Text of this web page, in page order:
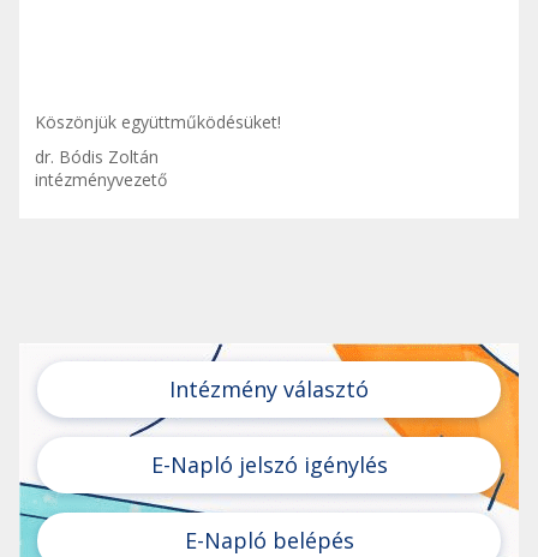
Köszönjük együttműködésüket!
dr. Bódis Zoltán
intézményvezető
Intézmény választó
E-Napló jelszó igénylés
E-Napló belépés